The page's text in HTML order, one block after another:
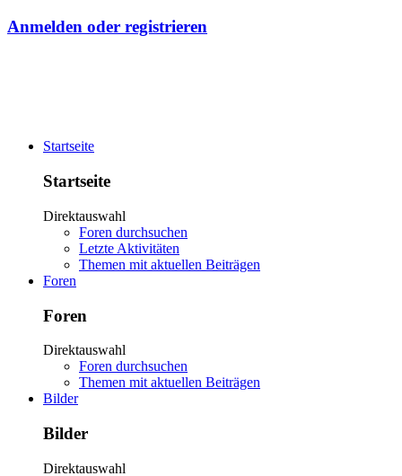
Anmelden oder registrieren
Startseite
Startseite
Direktauswahl
Foren durchsuchen
Letzte Aktivitäten
Themen mit aktuellen Beiträgen
Foren
Foren
Direktauswahl
Foren durchsuchen
Themen mit aktuellen Beiträgen
Bilder
Bilder
Direktauswahl